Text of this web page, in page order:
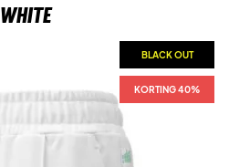
White
BLACK OUT
KORTING 40%
BLACK OUT
KORTING 40%